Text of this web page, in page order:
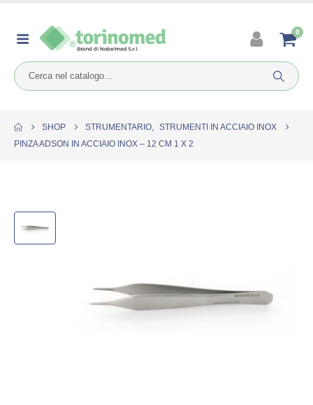
0
SHOP STRUMENTARIO, STRUMENTI IN ACCIAIO INOX
PINZA ADSON IN ACCIAIO INOX – 12 CM 1 X 2